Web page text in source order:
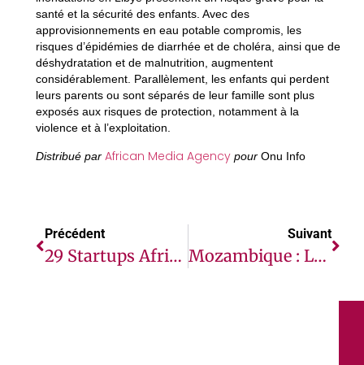
santé et la sécurité des enfants. Avec des
approvisionnements en eau potable compromis, les
risques d’épidémies de diarrhée et de choléra, ainsi que de
déshydratation et de malnutrition, augmentent
considérablement. Parallèlement, les enfants qui perdent
leurs parents ou sont séparés de leur famille sont plus
exposés aux risques de protection, notamment à la
violence et à l’exploitation.
Distribué par African Media Agencypour Onu Info
Précédent
29 Startups Africaines Évoluant Dans La Distribution Des Produits De Soins De Santé Sélectionnées Pour Recevoir Un Financement Et Une Aide À L’impact De La Fondation Gates, De MSD Et D’autres Organismes
Suivant
Mozambique : Le Fonds Africain De Développement Approuve Un Financement De 20 Millions De Dollars Pour Un Projet D’amélioration De L’environnement Des Affaires Et Des Investissements Dans L’agriculture Intelligente